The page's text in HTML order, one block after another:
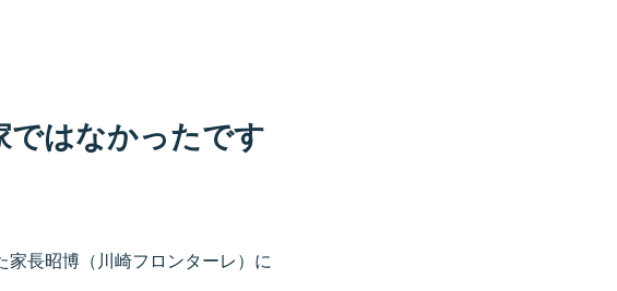
ではなかったです
長昭博（川崎フロンターレ）に